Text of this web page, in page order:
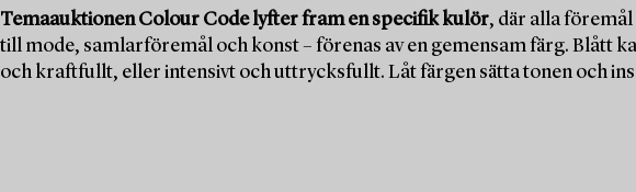
Temaauktionen Colour Code lyfter fram en specifik kulör, där alla
till mode, samlarföremål och konst – förenas av en gemensam färg. Blått
och kraftfullt, eller intensivt och uttrycksfullt. Låt färgen sätta tonen och